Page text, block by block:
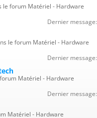
le forum Matériel - Hardware
Dernier message:
le forum Matériel - Hardware
Dernier message:
Matériel - Hardware
Dernier message:
Matériel - Hardware